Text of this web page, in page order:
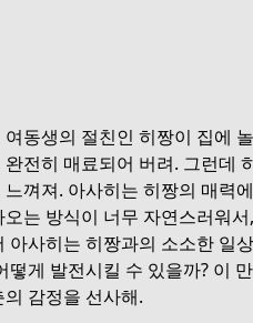
동생의 절친인 히짱이 집에
전히 매료되어 버려. 그런데
껴져. 아사히는 히짱의 매력
는 방식이 너무 자연스러워
아사히는 히짱과의 소소한 일
게 발전시킬 수 있을까? 이
감정을 선사해.